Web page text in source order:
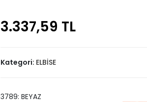
3.337,59 TL
Kategori: ELBİSE
3789: BEYAZ